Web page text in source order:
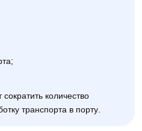
количество
транспорта в порту.